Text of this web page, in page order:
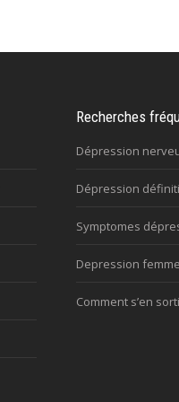
Recherches
Dépression
Dépression
Symptomes
Depression femme
Comment s’en